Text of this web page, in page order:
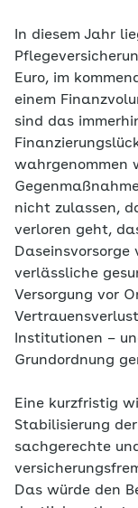
In diesem Jahr
Euro, im
einem
sind das
wahrgenommen
nicht zulassen,
verloren geht,
Daseinsvorsorge
verlässliche
Versorgung vor
Institutionen –
Grundordnung
Eine kurzfristig
Stabilisierung
sachgerechte
Das würde den